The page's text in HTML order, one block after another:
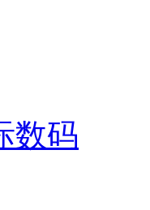
数码